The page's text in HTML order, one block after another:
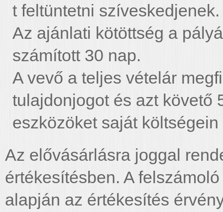
t feltüntetni szíveskedjenek.
Az ajánlati kötöttség a
számított 30 nap.
A vevő a teljes vételár
tulajdonjogot és azt követő
eszközöket saját
Az elővásárlásra joggal
értékesítésben. A
alapján az értékesítés